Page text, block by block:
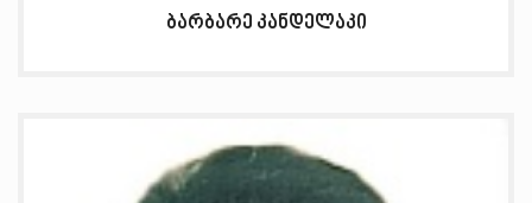
ბარბარე კანდელაკი